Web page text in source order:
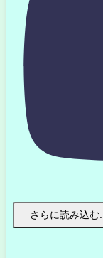
さらに読み込む...